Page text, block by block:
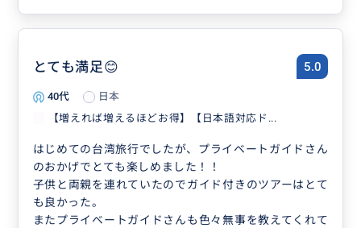
とても満足😊 5.0
40代
日本
【増えれば増えるほどお得】【日本語対応ド...
はじめての台湾旅行でしたが、プライベートガイドさん
のおかげでとても楽しめました！！
子供と両親を連れていたのでガイド付きのツアーはとて
も良かった。
またプライベートガイドさんも色々無事を教えてくれて